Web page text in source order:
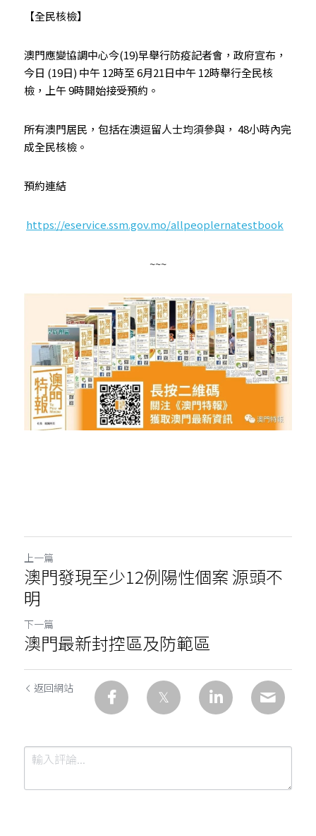
【全民核檢】
澳門應變協調中心今(19)早舉行防疫記者會，政府宣布，
今日 (19日) 中午 12時至 6月21日中午 12時舉行全民核
檢，上午 9時開始接受預約。
所有澳門居民，包括在澳逗留人士均須參與， 48小時內完
成全民核檢。
預約連結
https://eservice.ssm.gov.mo/allpeoplernatestbook
~~~
上一篇
澳門發現至少12例陽性個案 源頭不
明
下一篇
澳門最新封控區及防範區
返回網站